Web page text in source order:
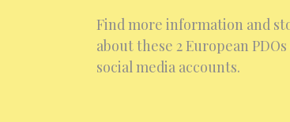
Find more information and
about these 2 European
social media accounts.